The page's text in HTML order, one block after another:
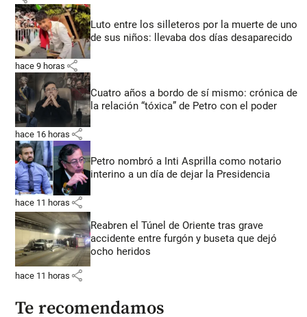
Luto entre los silleteros por la muerte de uno
de sus niños: llevaba dos días desaparecido
hace 9 horas share
Cuatro años a bordo de sí mismo: crónica de
la relación “tóxica” de Petro con el poder
hace 16 horas share
Petro nombró a Inti Asprilla como notario
interino a un día de dejar la Presidencia
hace 11 horas share
Reabren el Túnel de Oriente tras grave
accidente entre furgón y buseta que dejó
ocho heridos
hace 11 horas share
Te recomendamos